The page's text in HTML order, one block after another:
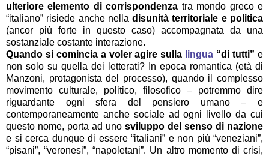
ulteriore elemento di corrispondenza tra mondo greco e
“italiano” risiede anche nelladisunità territoriale e politica
(ancor più forte in questo caso) accompagnata da una
sostanziale costante interazione.
Quando si comincia a voler agire sulla lingua “di tutti” e
non solo su quella dei letterati? In epoca romantica (età di
Manzoni, protagonista del processo), quando il complesso
movimento culturale, politico, filosofico – potremmo dire
riguardante ogni sfera del pensiero umano – e
contemporaneamente anche sociale ad ogni livello da cui
questo nome, porta ad uno sviluppo del senso di nazione
e si cerca dunque di essere “italiani” e non più “veneziani”,
“pisani”, “veronesi”, “napoletani”. Un altro momento di crisi,